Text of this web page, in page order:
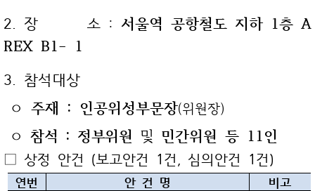
2. 장 소: 서울역 공항철도 지하 1층 A
REX B1- 1
3. 참석대상
ㅇ 주재 : 인공위성부문장(위원장)
ㅇ 참석 : 정부위원 및 민간위원 등 11인
□ 상정 안건 (보고안건 1건, 심의안건 1건)
연번 안 건 명
비고